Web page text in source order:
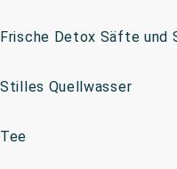
Frische Detox Säfte und
Stilles Quellwasser
Tee